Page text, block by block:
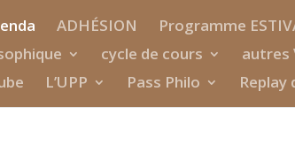
ADHÉSION Programme
cycle de cours autres
L’UPP Pass Philo Replay